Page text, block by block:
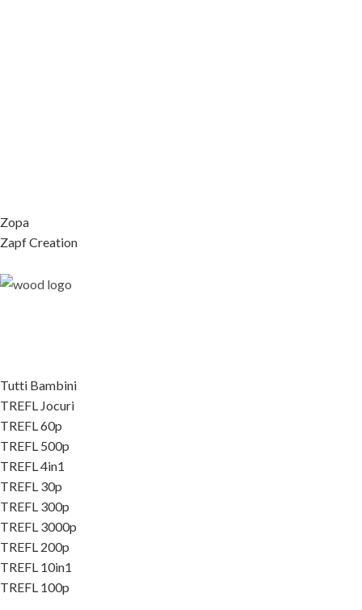
Zopa
Zapf Creation
Tutti Bambini
TREFL Jocuri
TREFL 60p
TREFL 500p
TREFL 4in1
TREFL 30p
TREFL 300p
TREFL 3000p
TREFL 200p
TREFL 10in1
TREFL 100p